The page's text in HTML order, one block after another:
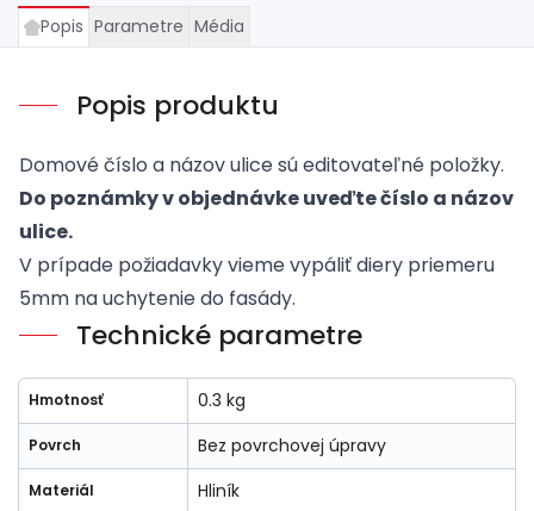
Popis Parametre Média
Popis produktu
Domové číslo a názov ulice sú editovateľné položky.
Do poznámky v objednávke uveďte číslo a názov
ulice.
V prípade požiadavky vieme vypáliť diery priemeru
5mm na uchytenie do fasády.
Technické parametre
Hmotnosť 0.3 kg
Povrch Bez povrchovej úpravy
Materiál Hliník